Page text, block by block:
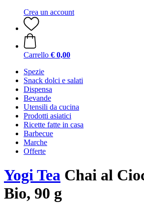
Crea un account
Carrello € 0,00
Spezie
Snack dolci e salati
Dispensa
Bevande
Utensili da cucina
Prodotti asiatici
Ricette fatte in casa
Barbecue
Marche
Offerte
Yogi Tea Chai al
Bio, 90 g